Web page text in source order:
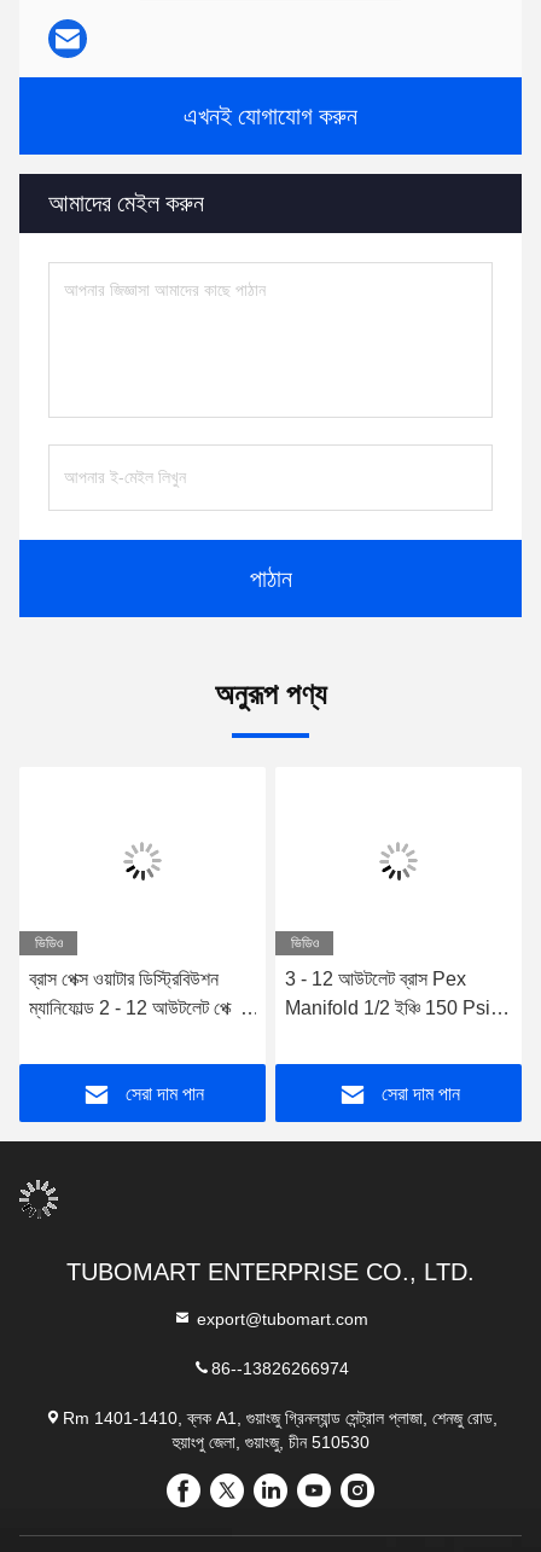
এখনই যোগাযোগ করুন
আমাদের মেইল করুন
পাঠান
অনুরূপ পণ্য
ভিডিও
ব্রাস পেক্স ওয়াটার ডিস্ট্রিবিউশন
ম্যানিফোল্ড 2 - 12 আউটলেট পেক্স
সেরা দাম পান
ভিডিও
3 - 12 আউটলেট ব্রাস Pex
Manifold 1/2 ইঞ্চি 150 Psi
সেরা দাম পান
TUBOMART ENTERPRISE CO., LTD.
export@tubomart.com
86--13826266974
Rm 1401-1410, ব্লক A1, গুয়াংজু গ্রিনল্যান্ড সেন্ট্রাল প্লাজা, শেনজু রোড,
হুয়াংপু জেলা, গুয়াংজু, চীন 510530